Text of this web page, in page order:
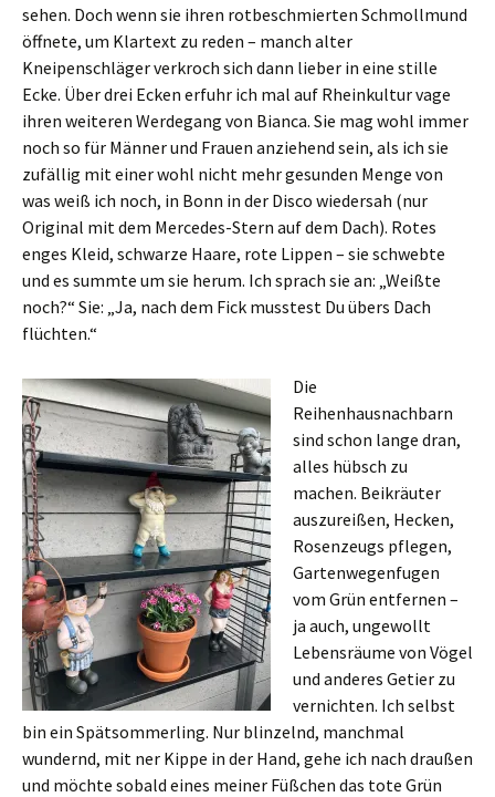
sehen. Doch wenn sie ihren rotbeschmierten Schmollmund
öffnete, um Klartext zu reden – manch alter
Kneipenschläger verkroch sich dann lieber in eine stille
Ecke. Über drei Ecken erfuhr ich mal auf Rheinkultur vage
ihren weiteren Werdegang von Bianca. Sie mag wohl immer
noch so für Männer und Frauen anziehend sein, als ich sie
zufällig mit einer wohl nicht mehr gesunden Menge von
was weiß ich noch, in Bonn in der Disco wiedersah (nur
Original mit dem Mercedes-Stern auf dem Dach). Rotes
enges Kleid, schwarze Haare, rote Lippen – sie schwebte
und es summte um sie herum. Ich sprach sie an: „Weißte
noch?“ Sie: „Ja, nach dem Fick musstest Du übers Dach
flüchten.“
Die
Reihenhausnachbarn
sind schon lange dran,
alles hübsch zu
machen. Beikräuter
auszureißen, Hecken,
Rosenzeugs pflegen,
Gartenwegenfugen
vom Grün entfernen –
ja auch, ungewollt
Lebensräume von Vögel
und anderes Getier zu
vernichten. Ich selbst
bin ein Spätsommerling. Nur blinzelnd, manchmal
wundernd, mit ner Kippe in der Hand, gehe ich nach draußen
und möchte sobald eines meiner Füßchen das tote Grün